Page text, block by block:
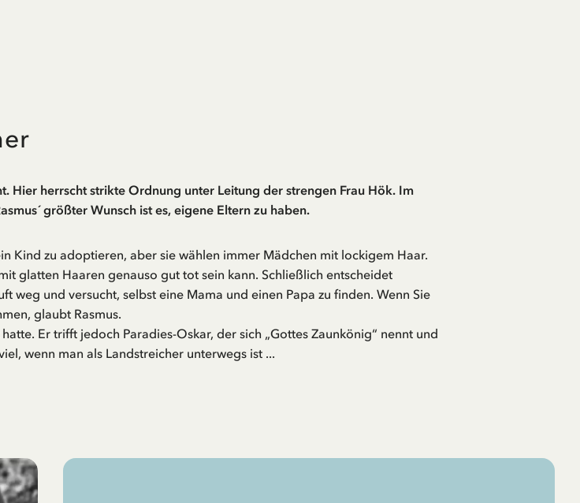
Hier herrscht strikte Ordnung unter Leitung der strengen Frau Hök. Im
größter Wunsch ist es, eigene Eltern zu haben.
Kind zu adoptieren, aber sie wählen immer Mädchen mit lockigem Haar.
glatten Haaren genauso gut tot sein kann. Schließlich entscheidet
weg und versucht, selbst eine Mama und einen Papa zu finden. Wenn Sie
glaubt Rasmus.
Er trifft jedoch Paradies-Oskar, der sich „Gottes Zaunkönig“ nennt und
wenn man als Landstreicher unterwegs ist ...